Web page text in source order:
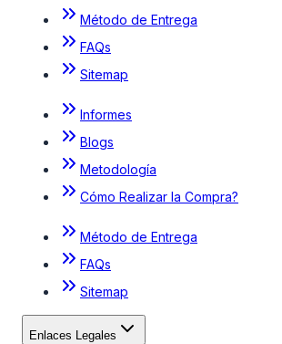
Método de Entrega
FAQs
Sitemap
Informes
Blogs
Metodología
Cómo Realizar la Compra?
Método de Entrega
FAQs
Sitemap
Enlaces Legales